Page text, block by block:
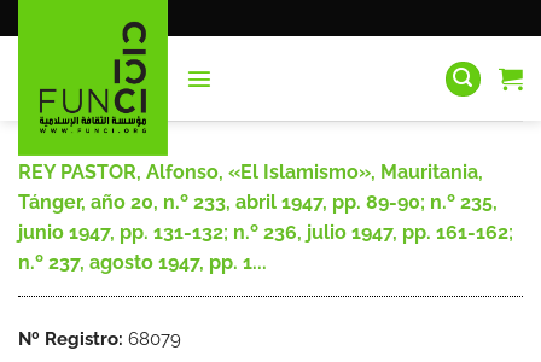
al
REY PASTOR, Alfonso, «El Islamismo», Mauritania,
Tánger, año 20, n.º 233, abril 1947, pp. 89-90; n.º 235,
junio 1947, pp. 131-132; n.º 236, julio 1947, pp. 161-162;
n.º 237, agosto 1947, pp. 1...
Nº Registro: 68079